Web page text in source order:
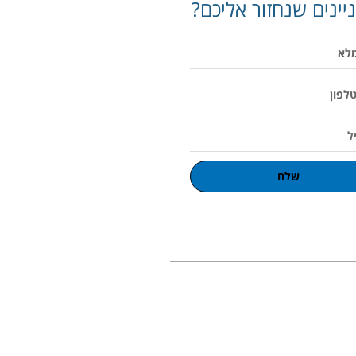
שנחזור אליכם?
שלח